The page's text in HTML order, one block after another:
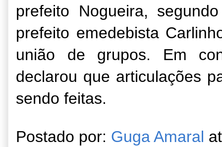
prefeito Nogueira,
prefeito emedebista
união de grupos. Em
declarou que articulações
sendo feitas.
Postado por: Guga Amaral